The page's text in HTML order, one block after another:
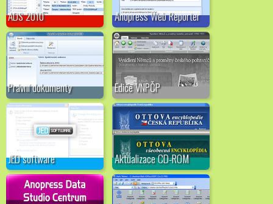
ADS 2010 Anopress Web Reporter
Právní dokumenty Edice VNPČP
JED software Aktualizace CD-ROM